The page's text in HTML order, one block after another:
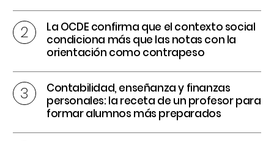
La OCDE confirma que el contexto social
condiciona más que las notas con la
orientación como contrapeso
Contabilidad, enseñanza y finanzas
personales: la receta de un profesor para
formar alumnos más preparados